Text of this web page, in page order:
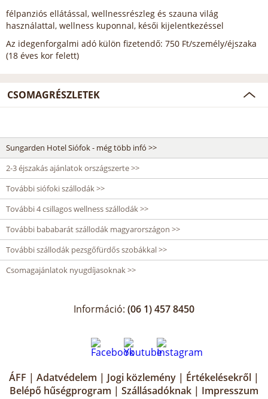
félpanziós ellátással, wellnessrészleg és szauna világ
használattal, wellness kuponnal, késői kijelentkezéssel
Az idegenforgalmi adó külön fizetendő: 750 Ft/személy/éjszaka
(18 éves kor felett)
CSOMAGRÉSZLETEK
Sungarden Hotel Siófok - még több infó >>
2-3 éjszakás ajánlatok országszerte >>
További siófoki szállodák >>
További 4 csillagos wellness szállodák >>
További bababarát szállodák magyarországon >>
További szállodák pezsgőfürdős szobákkal >>
Csomagajánlatok nyugdíjasoknak >>
Információ: (06 1) 457 8450
ÁFF | Adatvédelem | Jogi közlemény | Értékelésekről |
Belépő hűségprogram | Szállásadóknak | Impresszum